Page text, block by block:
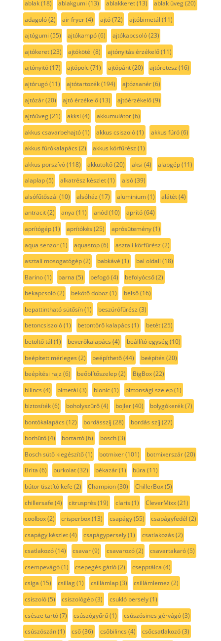
ablak(18) ablakgumi (13) ablakkeret(13) ablak üveg(20)
adagoló(2) air fryer(4) ajtó(72) ajtóbimetál (11)
ajtógumi (55) ajtókampó(6) ajtókapcsoló(23)
ajtókeret(23) ajtókötél (8) ajtónyitás érzékelő(11)
ajtónyitó(17) ajtópolc(71) ajtópánt(20) ajtóretesz (16)
ajtórugó(11) ajtótartozék(194) ajtózsanér(6)
ajtózár(20) ajtó érzékelő(13) ajtóérzékelő(9)
ajtóüveg(21) akksi (4) akkumulátor(6)
akkus csavarbehajtó(1) akkus csiszoló(1) akkus fúró(6)
akkus fúrókalapács (2) akkus körfűrész (1)
akkus porszívó(118) akkutöltő(20) aksi (4) alapgép(11)
alaplap(5) alkatrész készlet(1) alsó(39)
alsófűtőszál (10) alsóház (17) aluminium(1) alátét(4)
antracit(2) anya (11) anód(10) aprító(64)
aprítógép(1) aprítókés (25) aprósütemény(1)
aqua senzor(1) aquastop(6) asztali körfűrész (2)
asztali mosogatógép(2) babkávé (1) bal oldali (18)
Barino(1) barna (5) befogó(4) befolyócső(2)
bekapcsoló(2) bekötő doboz (1) belső(16)
bepattintható sütősín(1) beszúrófűrész (3)
betoncsiszoló(1) betontörő kalapács (1) betét(25)
betöltő tál (1) beverőkalapács (4) beállító egység(10)
beépített mérleges (2) beépíthető(44) beépítés (20)
beépítési rajz (6) beőblítőszelep(2) BigBox(22)
bilincs (4) bimetál (3) bionic(1) biztonsági szelep(1)
biztosíték(6) boholyszűrő(4) bojler(40) bolygókerék(7)
bontókalapács (12) bordásszíj (28) bordás szíj (27)
borhűtő(4) bortartó(6) bosch(3)
Bosch sütő kiegészítő(1) botmixer(101) botmixerszár(20)
Brita (6) burkolat(32) békazár(1) búra (11)
bútor tisztító kefe (2) Champion(30) ChillerBox(5)
chillersafe (4) citrusprés (19) claris (1) CleverMixx(21)
coolbox(2) crisperbox(13) csapágy(55) csapágyfedél (2)
csapágy készlet(4) csapágypersely(1) csatlakozás (2)
csatlakozó(14) csavar(9) csavarozó(2) csavartakaró(5)
csempevágó(1) csepegés gátló(2) csepptálca (4)
csiga (15) csillag(1) csillámlap(3) csillámlemez (2)
csiszoló(5) csiszológép(3) csukló persely(1)
csésze tartó(7) csúszógyűrű(1) csúszósines gérvágó(3)
csúszószán(1) cső(36) csőbilincs (4) csőcsatlakozó(3)